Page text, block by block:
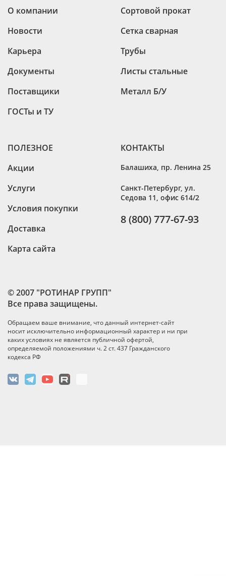
© 2007 "РОТИНАР ГРУПП"
Все права защищены.
Обращаем ваше внимание, что данный интернет-сайт
носит исключительно информационный характер и ни при
каких условиях не является публичной офертой,
определяемой положениями ч. 2 ст. 437 Гражданского
кодекса РФ
О компании
Новости
Карьера
Документы
Поставщики
ГОСТы и ТУ
Сортовой прокат
Сетка сварная
Трубы
Листы стальные
Металл Б/У
ПОЛЕЗНОЕ
Акции
Услуги
Условия покупки
Доставка
Карта сайта
КОНТАКТЫ
Балашиха пр. Ленина 25
Санкт-Петербург, ул.
Седова 11, офис 614/2
8 (800) 777-67-93